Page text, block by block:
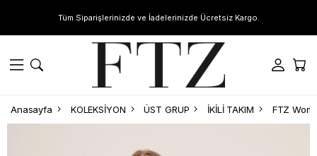
Tüm Siparişlerinizde ve İadelerinizde Ücretsiz Kargo.
Anasayfa KOLEKSİYON ÜST GRUP İKİLİ TAKIM